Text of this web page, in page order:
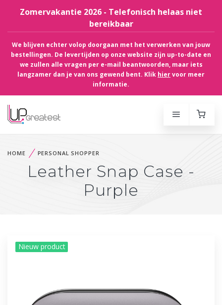
Zomervakantie 2026 - Telefonisch helaas niet
bereikbaar
We blijven echter volop doorgaan met het verwerken van jouw
bestellingen. De levertijden op onze website zijn up-to-date en
we zullen alle vragen per e-mail beantwoorden, maar iets
langzamer dan je van ons gewend bent. Klik hiervoor meer
informatie.
HOME PERSONAL SHOPPER
Leather Snap Case -
Purple
Nieuw product